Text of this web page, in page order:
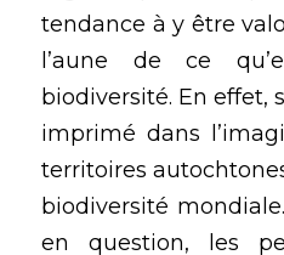
tendance à y être
l’aune de ce
biodiversité. En effet,
imprimé dans
territoires
biodiversité
en question, les